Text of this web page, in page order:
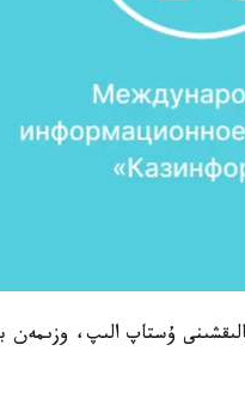
ۇستاپ الىپ، وزىمەن